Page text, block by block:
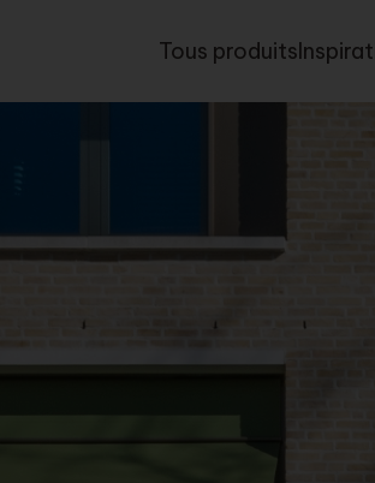
Tous produits